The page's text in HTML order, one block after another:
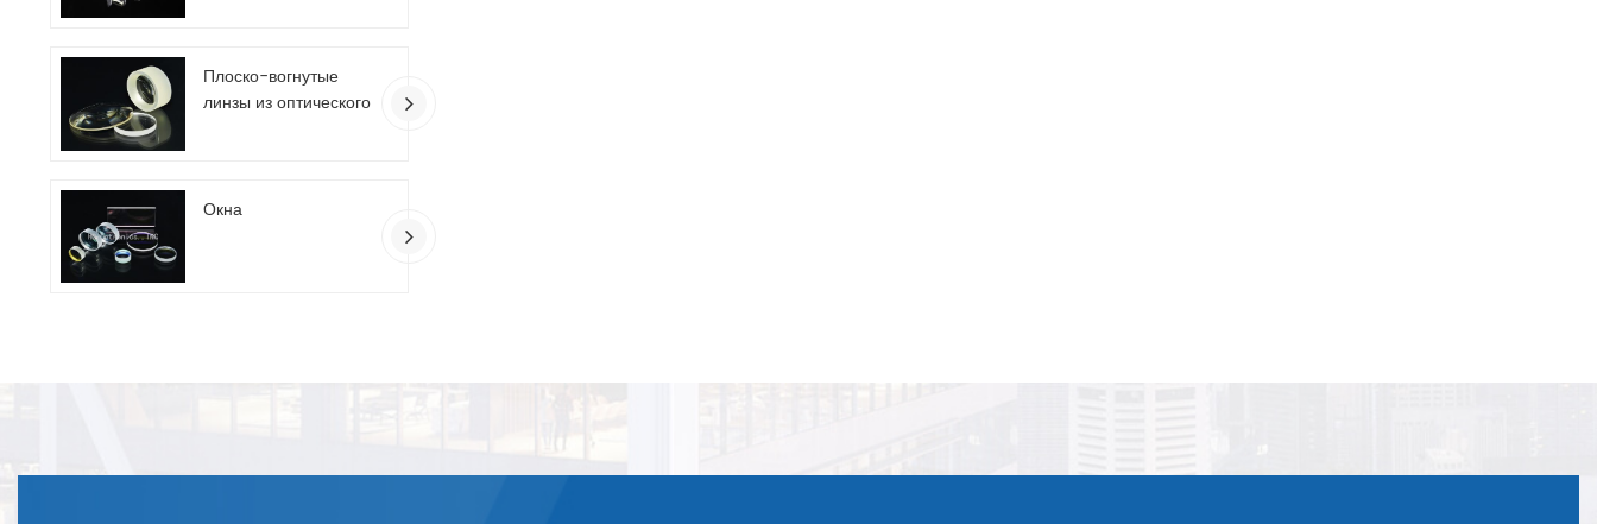
Плоско-вогнутые
линзы из оптического
Окна